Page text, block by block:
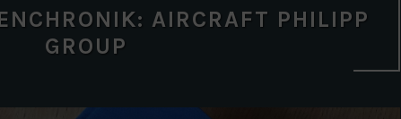
AIRCRAFT PHILIPP
GROUP